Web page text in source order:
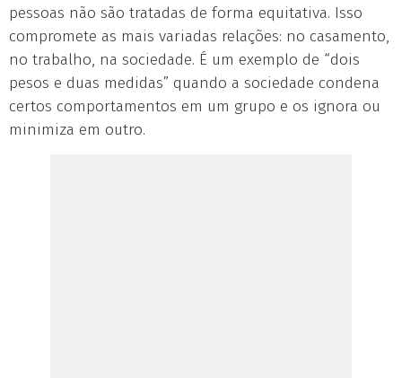
pessoas não são tratadas de forma equitativa. Isso
compromete as mais variadas relações: no casamento,
no trabalho, na sociedade. É um exemplo de “dois
pesos e duas medidas” quando a sociedade condena
certos comportamentos em um grupo e os ignora ou
minimiza em outro.